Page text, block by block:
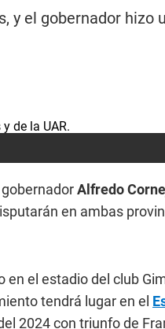
el gobernador
Alfredo
en ambas
en el estadio del club
tendrá lugar en el
2024 con triunfo de